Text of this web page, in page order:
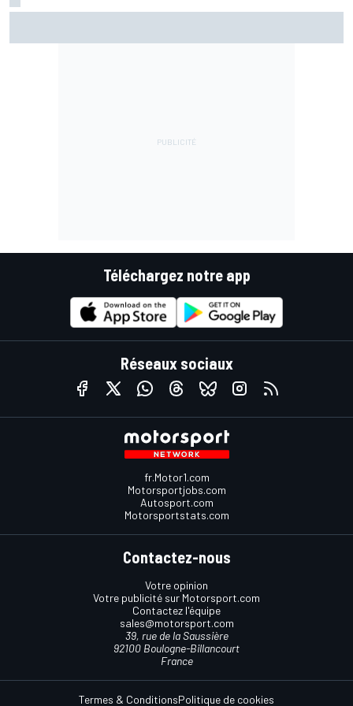
Téléchargez notre app
Réseaux sociaux
fr.Motor1.com
Motorsportjobs.com
Autosport.com
Motorsportstats.com
Contactez-nous
Votre opinion
Votre publicité sur Motorsport.com
Contactez l'équipe
sales@motorsport.com
39, rue de la Saussière
92100 Boulogne-Billancourt
France
Termes & ConditionsPolitique de cookies